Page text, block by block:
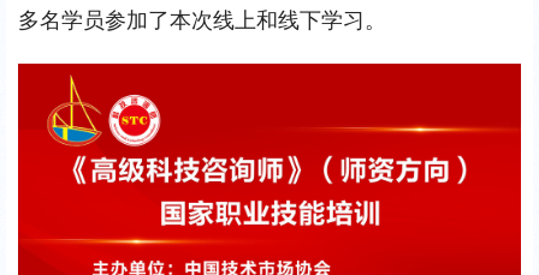
多名学员参加了本次线上和线下学习。